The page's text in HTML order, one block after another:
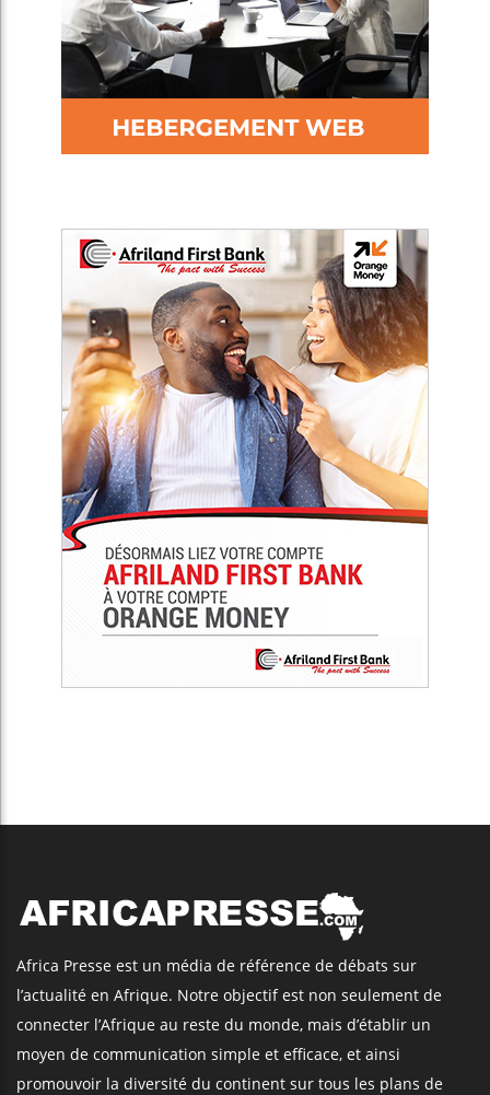
Africa Presse est un média de référence de débats sur
l’actualité en Afrique. Notre objectif est non seulement de
connecter l’Afrique au reste du monde, mais d’établir un
moyen de communication simple et efficace, et ainsi
promouvoir la diversité du continent sur tous les plans de